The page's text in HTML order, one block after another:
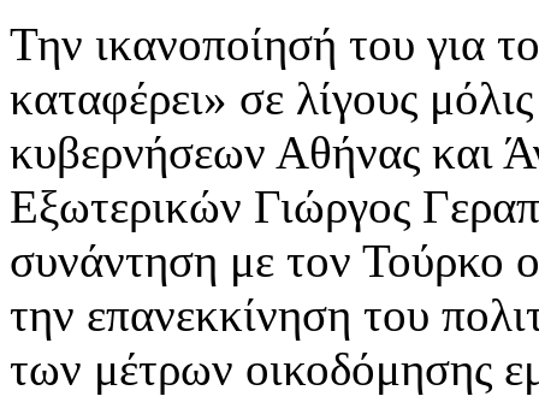
Την ικανοποίησή του για
καταφέρει» σε λίγους
κυβερνήσεων Αθήνας και
Εξωτερικών Γιώργος
συνάντηση με τον Τούρκο
την επανεκκίνηση του
των μέτρων οικοδόμησης